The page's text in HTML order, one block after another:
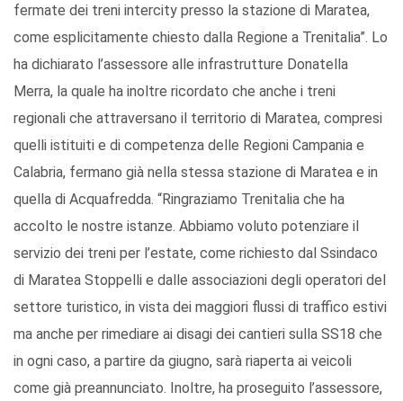
fermate dei treni intercity presso la stazione di Maratea,
come esplicitamente chiesto dalla Regione a Trenitalia”. Lo
ha dichiarato l’assessore alle infrastrutture Donatella
Merra, la quale ha inoltre ricordato che anche i treni
regionali che attraversano il territorio di Maratea, compresi
quelli istituiti e di competenza delle Regioni Campania e
Calabria, fermano già nella stessa stazione di Maratea e in
quella di Acquafredda. “Ringraziamo Trenitalia che ha
accolto le nostre istanze. Abbiamo voluto potenziare il
servizio dei treni per l’estate, come richiesto dal Ssindaco
di Maratea Stoppelli e dalle associazioni degli operatori del
settore turistico, in vista dei maggiori flussi di traffico estivi
ma anche per rimediare ai disagi dei cantieri sulla SS18 che
in ogni caso, a partire da giugno, sarà riaperta ai veicoli
come già preannunciato. Inoltre, ha proseguito l’assessore,